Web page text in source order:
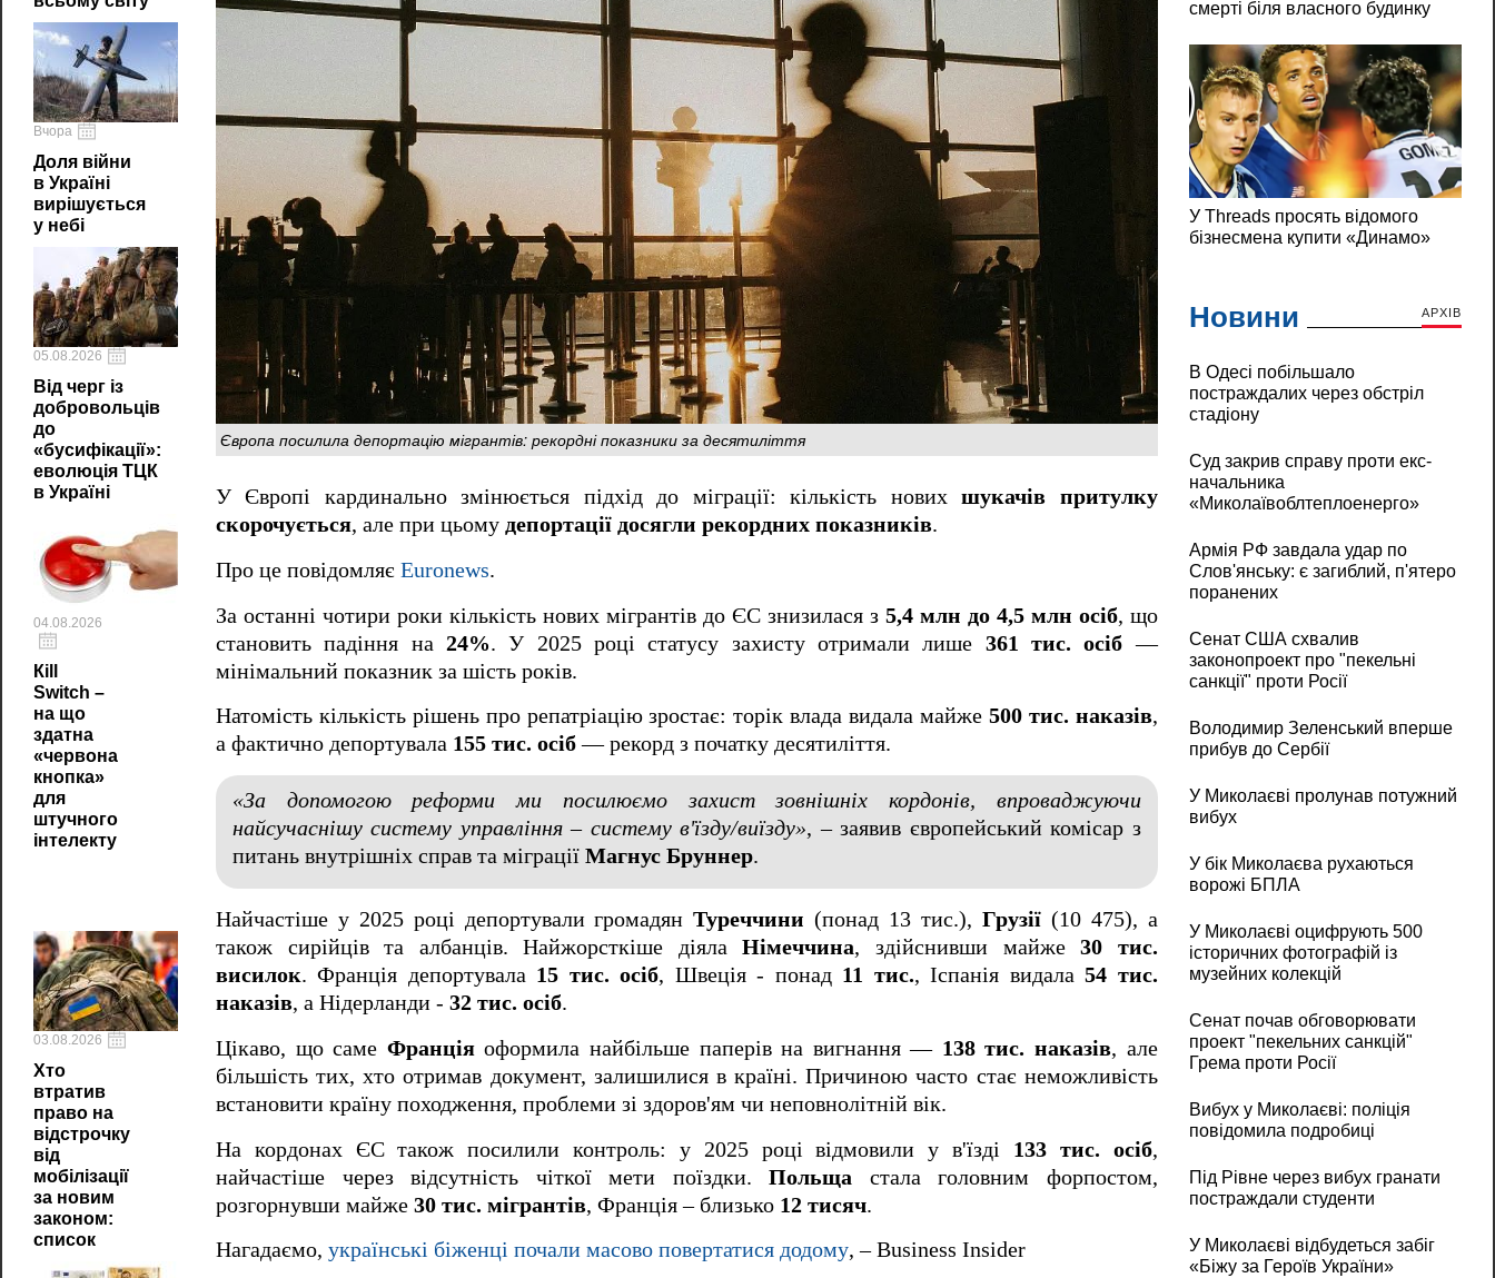
Вчора
Доля війни
в Україні
вирішується
у небі
05.08.2026
Від черг із
добровольців
до
«бусифікації»:
еволюція ТЦК
в Україні
04.08.2026
Кill
Switch –
на що
здатна
«червона
кнопка»
для
штучного
інтелекту
03.08.2026
Хто
втратив
право на
відстрочку
від
мобілізації
за новим
законом:
список
Європа посилила депортацію мігрантів: рекордні показники за десятиліття
У Європі кардинально змінюється підхід до міграції: кількість новихшукачів притулку
скорочується, але при цьому депортації досягли рекордних показників.
Про це повідомляє Euronews.
За останні чотири роки кількість нових мігрантів до ЄС знизилася з 5,4 млн до 4,5 млн осіб, що
становить падіння на 24%. У 2025 році статусу захисту отримали лише 361 тис. осіб —
мінімальний показник за шість років.
Натомість кількість рішень про репатріацію зростає: торік влада видала майже 500 тис. наказів,
а фактично депортувала 155 тис. осіб— рекорд з початку десятиліття.
«За допомогою реформи ми посилюємо захист зовнішніх кордонів, впроваджуючи
найсучаснішу систему управління – систему в'їзду/виїзду», – заявив європейський комісар з
питань внутрішніх справ та міграції Магнус Бруннер.
Найчастіше у 2025 році депортували громадянТуреччини (понад 13 тис.), Грузії(10 475), а
також сирійців та албанців. Найжорсткіше діялаНімеччина, здійснивши майже30 тис.
висилок. Франція депортувала 15 тис. осіб, Швеція - понад 11 тис., Іспанія видала54 тис.
наказів, а Нідерланди - 32 тис. осіб.
Цікаво, що саме Франціяоформила найбільше паперів на вигнання — 138 тис. наказів, але
більшість тих, хто отримав документ, залишилися в країні. Причиною часто стає неможливість
встановити країну походження, проблеми зі здоров'ям чи неповнолітній вік.
На кордонах ЄС також посилили контроль: у 2025 році відмовили у в'їзді 133 тис. осіб,
найчастіше через відсутність чіткої мети поїздки.Польща стала головним форпостом,
розгорнувши майже 30 тис. мігрантів, Франція – близько 12 тисяч.
Нагадаємо, українські біженці почали масово повертатися додому, – Business Insider
Новини АРХІВ
В Одесі побільшало
постраждалих через обстріл
стадіону
Суд закрив справу проти екс-
начальника
«Миколаївоблтеплоенерго»
Армія РФ завдала удар по
Слов'янську: є загиблий, п'ятеро
поранених
Сенат США схвалив
законопроект про "пекельні
санкції" проти Росії
Володимир Зеленський вперше
прибув до Сербії
У Миколаєві пролунав потужний
вибух
У бік Миколаєва рухаються
ворожі БПЛА
У Миколаєві оцифрують 500
історичних фотографій із
музейних колекцій
Сенат почав обговорювати
проект "пекельних санкцій"
Грема проти Росії
Вибух у Миколаєві: поліція
повідомила подробиці
Під Рівне через вибух гранати
постраждали студенти
У Миколаєві відбудеться забіг
«Біжу за Героїв України»